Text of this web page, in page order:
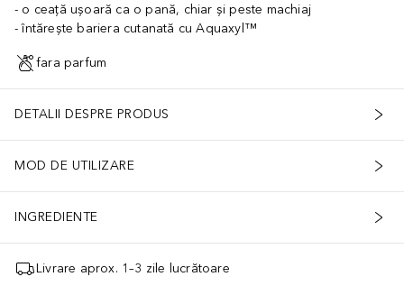
o ceață ușoară ca o pană, chiar și peste machiaj
întărește bariera cutanată cu Aquaxyl™
fara parfum
DETALII DESPRE PRODUS
MOD DE UTILIZARE
INGREDIENTE
Livrare aprox. 1–3 zile lucrătoare